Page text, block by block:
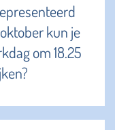
kun je
om 18.25